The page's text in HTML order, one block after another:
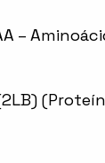
–